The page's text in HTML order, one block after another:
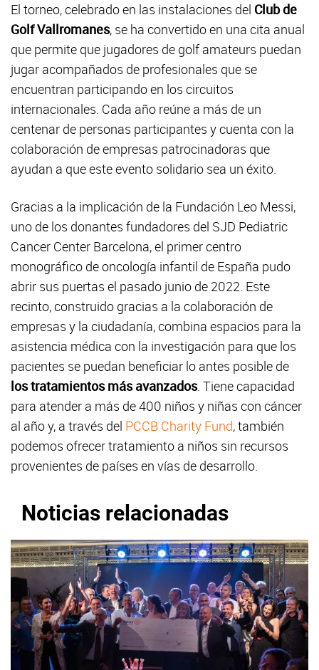
El torneo, celebrado en las instalaciones del Club de
Golf Vallromanes, se ha convertido en una cita anual
que permite que jugadores de golf amateurs puedan
jugar acompañados de profesionales que se
encuentran participando en los circuitos
internacionales. Cada año reúne a más de un
centenar de personas participantes y cuenta con la
colaboración de empresas patrocinadoras que
ayudan a que este evento solidario sea un éxito.
Gracias a la implicación de la Fundación Leo Messi,
uno de los donantes fundadores del SJD Pediatric
Cancer Center Barcelona, el primer centro
monográfico de oncología infantil de España pudo
abrir sus puertas el pasado junio de 2022. Este
recinto, construido gracias a la colaboración de
empresas y la ciudadanía, combina espacios para la
asistencia médica con la investigación para que los
pacientes se puedan beneficiar lo antes posible de
los tratamientos más avanzados. Tiene capacidad
para atender a más de 400 niños y niñas con cáncer
al año y, a través del PCCB Charity Fund, también
podemos ofrecer tratamiento a niños sin recursos
provenientes de países en vías de desarrollo.
Noticias relacionadas